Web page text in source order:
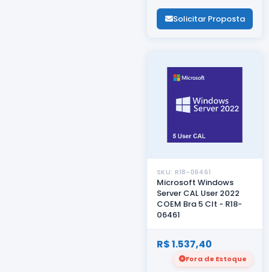
Solicitar Proposta
SKU: R18-06461
Microsoft Windows
Server CAL User 2022
COEM Bra 5 Clt - R18-
06461
R$ 1.537,40
Fora de Estoque